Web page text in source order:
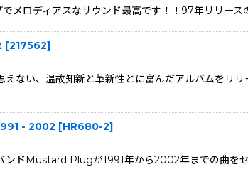
でメロディアスなサウンド最高です！！97年リリ
[217562]
えない、温故知新と革新性とに富んだアルバムを
- 2002 [HR680-2]
ンドMustard Plugが1991年から2002年までの曲